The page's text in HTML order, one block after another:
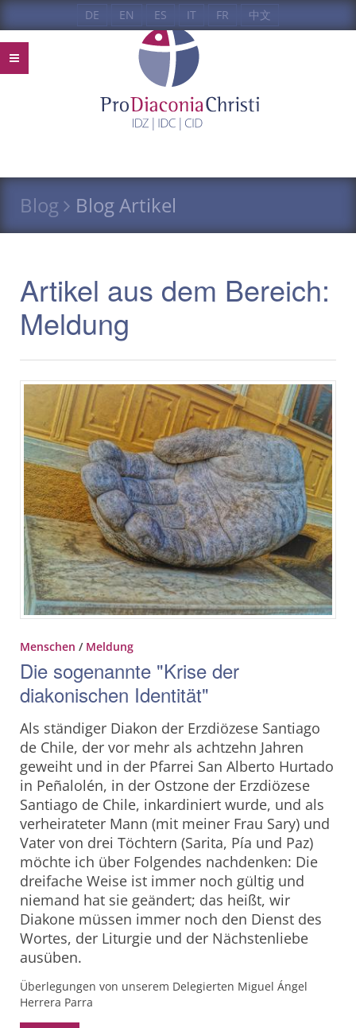
DE EN ES IT FR 中文
Blog Blog Artikel
Artikel aus dem Bereich:
Meldung
Menschen / Meldung
Die sogenannte "Krise der
diakonischen Identität"
Als ständiger Diakon der Erzdiözese Santiago
de Chile, der vor mehr als achtzehn Jahren
geweiht und in der Pfarrei San Alberto Hurtado
in Peñalolén, in der Ostzone der Erzdiözese
Santiago de Chile, inkardiniert wurde, und als
verheirateter Mann (mit meiner Frau Sary) und
Vater von drei Töchtern (Sarita, Pía und Paz)
möchte ich über Folgendes nachdenken: Die
dreifache Weise ist immer noch gültig und
niemand hat sie geändert; das heißt, wir
Diakone müssen immer noch den Dienst des
Wortes, der Liturgie und der Nächstenliebe
ausüben.
Überlegungen von unserem Delegierten Miguel Ángel
Herrera Parra